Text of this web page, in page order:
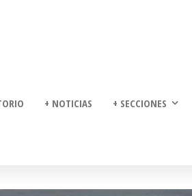
+ NOTICIAS + SECCIONES